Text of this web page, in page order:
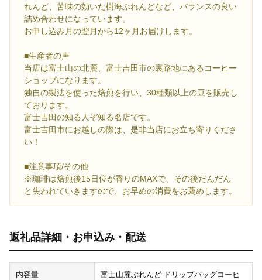
れんど、苦味の効いた樹海ぶれんどなど、バランスの良い
詰め合わせになっています。
お申し込み月の翌月から12ヶ月お届けします。
■生産者の声
当店は富士山の北麓、富士吉田市の裏路地にあるコーヒー
ショップになります。
独自の製法を使った焙煎を行い、30種類以上の豆を販売し
ております。
富士吉田の知る人ぞ知る名店です。
富士吉田市にお越しの際は、是非当店にお立ち寄りくださ
い！
■注意事項/その他
※珈琲は焙煎後15日位が香りのMAXで、その後だんだん
と失われていきますので、お早めの消費をお薦めします。
返礼品詳細・お申込み・配送
内容量
富士山麓ぶれんど ドリップバッグコーヒ